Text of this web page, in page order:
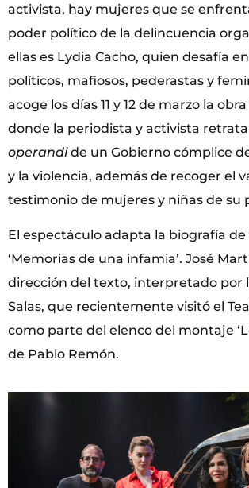
activista, hay mujeres que se
poder político de la delincuencia
ellas es Lydia Cacho, quien desafía
políticos, mafiosos, pederastas y
acoge los días 11 y 12 de marzo la obra
donde la periodista y activista retrata
operandide un Gobierno cómplice
y la violencia, además de recoger el
testimonio de mujeres y niñas de su
El espectáculo adapta la biografía de
‘Memorias de una infamia’. José
dirección del texto, interpretado por
Salas, que recientemente visitó el
como parte del elenco del montaje
de Pablo Remón.